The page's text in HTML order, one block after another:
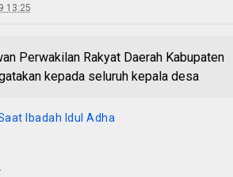
13:25
Perwakilan Rakyat Daerah Kabupaten
kepada seluruh kepala desa
Ibadah Idul Adha